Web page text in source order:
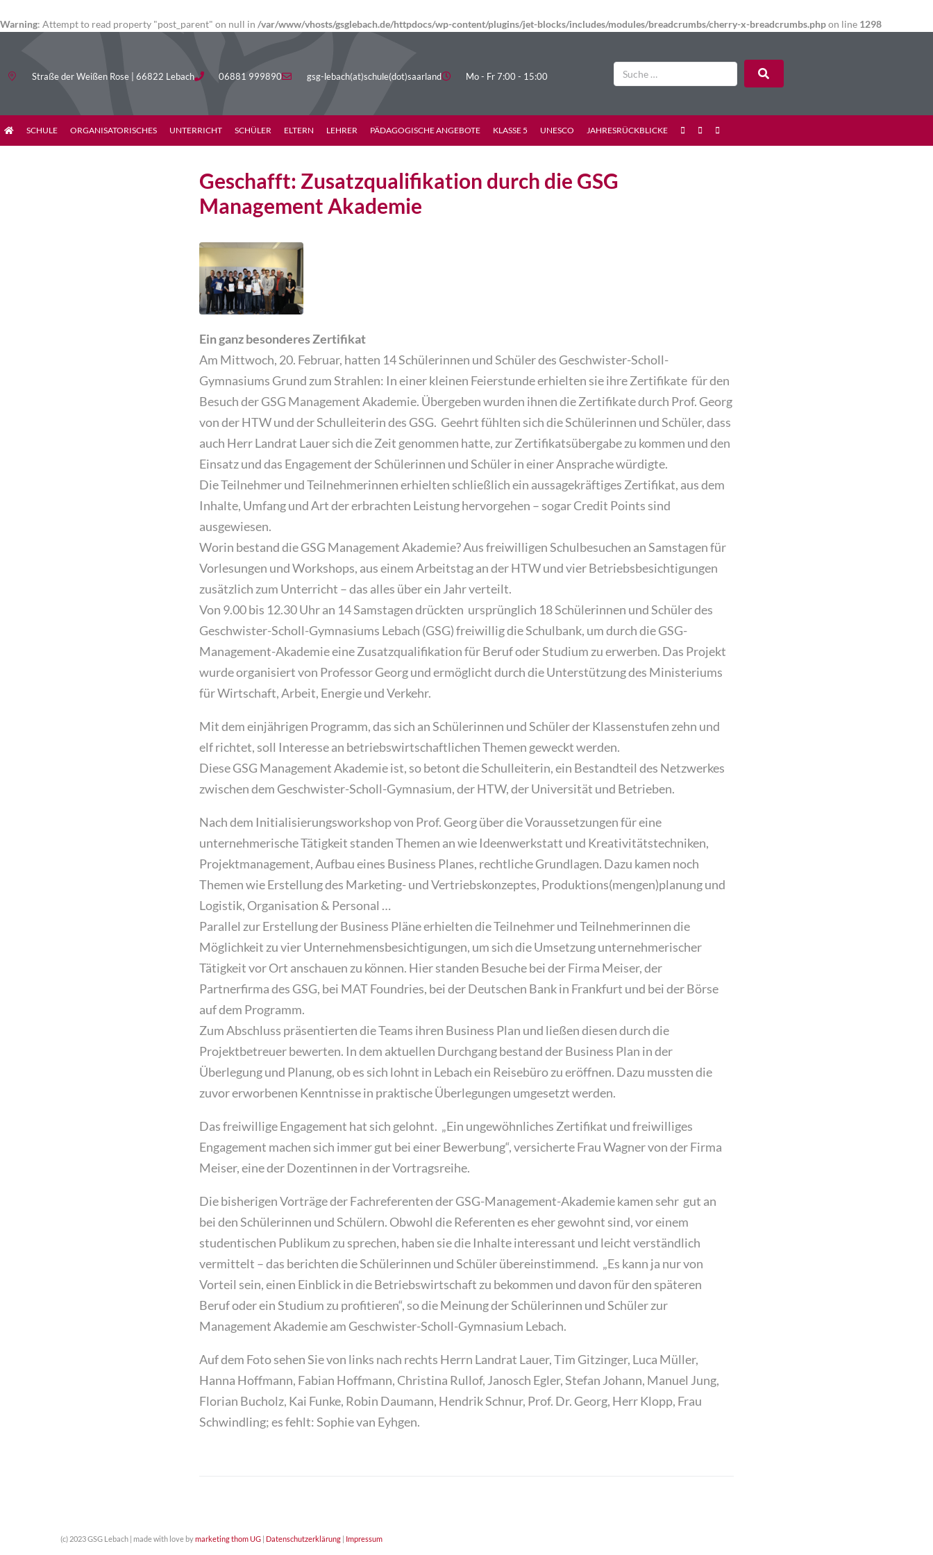
Warning: Attempt to read property "post_parent" on null in /var/www/vhosts/gsglebach.de/httpdocs/wp-content/plugins/jet-blocks/includes/modules/breadcrumbs/cherry-x-breadcrumbs.phpon line 1298
Straße der Weißen Rose | 66822 Lebach 06881 999890 gsg-lebach(at)schule(dot)saarland Mo - Fr 7:00 - 15:00
SCHULE ORGANISATORISCHES UNTERRICHT SCHÜLER ELTERN LEHRER PÄDAGOGISCHE ANGEBOTE KLASSE 5 UNESCO JAHRESRÜCKBLICKE
Geschafft: Zusatzqualifikation durch die GSG
Management Akademie
Ein ganz besonderes Zertifikat
Am Mittwoch, 20. Februar, hatten 14 Schülerinnen und Schüler des Geschwister-Scholl-
Gymnasiums Grund zum Strahlen: In einer kleinen Feierstunde erhielten sie ihre Zertifikate für den
Besuch der GSG Management Akademie. Übergeben wurden ihnen die Zertifikate durch Prof. Georg
von der HTW und der Schulleiterin des GSG. Geehrt fühlten sich die Schülerinnen und Schüler, dass
auch Herr Landrat Lauer sich die Zeit genommen hatte, zur Zertifikatsübergabe zu kommen und den
Einsatz und das Engagement der Schülerinnen und Schüler in einer Ansprache würdigte.
Die Teilnehmer und Teilnehmerinnen erhielten schließlich ein aussagekräftiges Zertifikat, aus dem
Inhalte, Umfang und Art der erbrachten Leistung hervorgehen – sogar Credit Points sind
ausgewiesen.
Worin bestand die GSG Management Akademie? Aus freiwilligen Schulbesuchen an Samstagen für
Vorlesungen und Workshops, aus einem Arbeitstag an der HTW und vier Betriebsbesichtigungen
zusätzlich zum Unterricht – das alles über ein Jahr verteilt.
Von 9.00 bis 12.30 Uhr an 14 Samstagen drückten ursprünglich 18 Schülerinnen und Schüler des
Geschwister-Scholl-Gymnasiums Lebach (GSG) freiwillig die Schulbank, um durch die GSG-
Management-Akademie eine Zusatzqualifikation für Beruf oder Studium zu erwerben. Das Projekt
wurde organisiert von Professor Georg und ermöglicht durch die Unterstützung des Ministeriums
für Wirtschaft, Arbeit, Energie und Verkehr.
Mit dem einjährigen Programm, das sich an Schülerinnen und Schüler der Klassenstufen zehn und
elf richtet, soll Interesse an betriebswirtschaftlichen Themen geweckt werden.
Diese GSG Management Akademie ist, so betont die Schulleiterin, ein Bestandteil des Netzwerkes
zwischen dem Geschwister-Scholl-Gymnasium, der HTW, der Universität und Betrieben.
Nach dem Initialisierungsworkshop von Prof. Georg über die Voraussetzungen für eine
unternehmerische Tätigkeit standen Themen an wie Ideenwerkstatt und Kreativitätstechniken,
Projektmanagement, Aufbau eines Business Planes, rechtliche Grundlagen. Dazu kamen noch
Themen wie Erstellung des Marketing- und Vertriebskonzeptes, Produktions(mengen)planung und
Logistik, Organisation & Personal …
Parallel zur Erstellung der Business Pläne erhielten die Teilnehmer und Teilnehmerinnen die
Möglichkeit zu vier Unternehmensbesichtigungen, um sich die Umsetzung unternehmerischer
Tätigkeit vor Ort anschauen zu können. Hier standen Besuche bei der Firma Meiser, der
Partnerfirma des GSG, bei MAT Foundries, bei der Deutschen Bank in Frankfurt und bei der Börse
auf dem Programm.
Zum Abschluss präsentierten die Teams ihren Business Plan und ließen diesen durch die
Projektbetreuer bewerten. In dem aktuellen Durchgang bestand der Business Plan in der
Überlegung und Planung, ob es sich lohnt in Lebach ein Reisebüro zu eröffnen. Dazu mussten die
zuvor erworbenen Kenntnisse in praktische Überlegungen umgesetzt werden.
Das freiwillige Engagement hat sich gelohnt. „Ein ungewöhnliches Zertifikat und freiwilliges
Engagement machen sich immer gut bei einer Bewerbung“, versicherte Frau Wagner von der Firma
Meiser, eine der Dozentinnen in der Vortragsreihe.
Die bisherigen Vorträge der Fachreferenten der GSG-Management-Akademie kamen sehr gut an
bei den Schülerinnen und Schülern. Obwohl die Referenten es eher gewohnt sind, vor einem
studentischen Publikum zu sprechen, haben sie die Inhalte interessant und leicht verständlich
vermittelt – das berichten die Schülerinnen und Schüler übereinstimmend. „Es kann ja nur von
Vorteil sein, einen Einblick in die Betriebswirtschaft zu bekommen und davon für den späteren
Beruf oder ein Studium zu profitieren“, so die Meinung der Schülerinnen und Schüler zur
Management Akademie am Geschwister-Scholl-Gymnasium Lebach.
Auf dem Foto sehen Sie von links nach rechts Herrn Landrat Lauer, Tim Gitzinger, Luca Müller,
Hanna Hoffmann, Fabian Hoffmann, Christina Rullof, Janosch Egler, Stefan Johann, Manuel Jung,
Florian Bucholz, Kai Funke, Robin Daumann, Hendrik Schnur, Prof. Dr. Georg, Herr Klopp, Frau
Schwindling; es fehlt: Sophie van Eyhgen.
(c) 2023 GSG Lebach | made with love bymarketing thom UG | Datenschutzerklärung | Impressum